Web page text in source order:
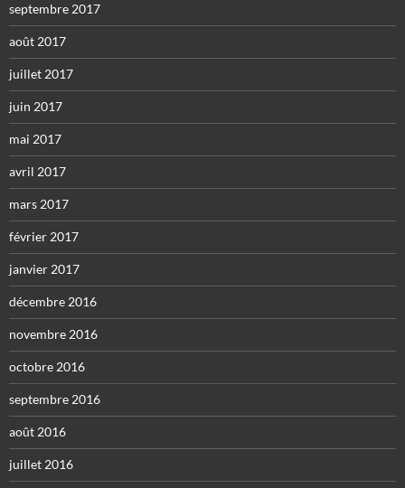
septembre 2017
août 2017
juillet 2017
juin 2017
mai 2017
avril 2017
mars 2017
février 2017
janvier 2017
décembre 2016
novembre 2016
octobre 2016
septembre 2016
août 2016
juillet 2016